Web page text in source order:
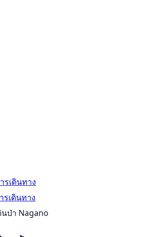
รเดินทาง
รเดินทาง
นป่า Nagano